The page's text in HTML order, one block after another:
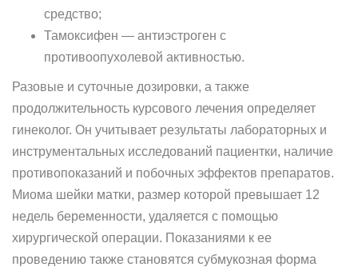
средство;
Тамоксифен — антиэстроген с
противоопухолевой активностью.
Разовые и суточные дозировки, а также
продолжительность курсового лечения определяет
гинеколог. Он учитывает результаты лабораторных и
инструментальных исследований пациентки, наличие
противопоказаний и побочных эффектов препаратов.
Миома шейки матки, размер которой превышает 12
недель беременности, удаляется с помощью
хирургической операции. Показаниями к ее
проведению также становятся субмукозная форма